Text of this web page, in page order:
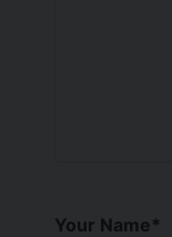
Your Name*